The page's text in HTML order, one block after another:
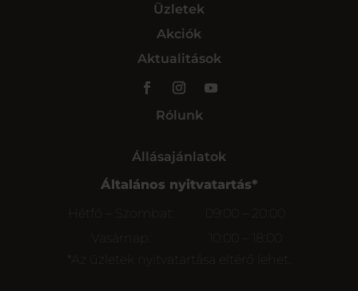
Üzletek
Akciók
Aktualitások
Rólunk
Állásajánlatok
Általános nyitvatartás*
Hétfő – Szombat:
09:00 – 20:00
Vasárnap:
*Az üzletek nyitvatartása eltérő lehet.